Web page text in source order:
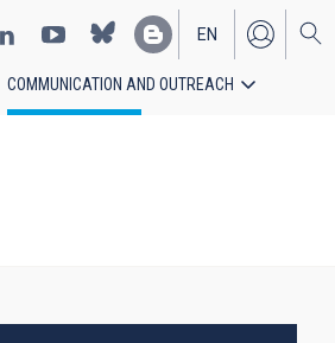
EN
ES
COMMUNICATION AND OUTREACH